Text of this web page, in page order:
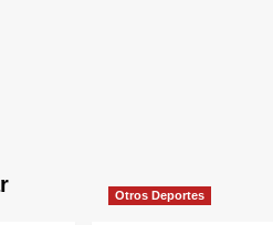
Otros Deportes